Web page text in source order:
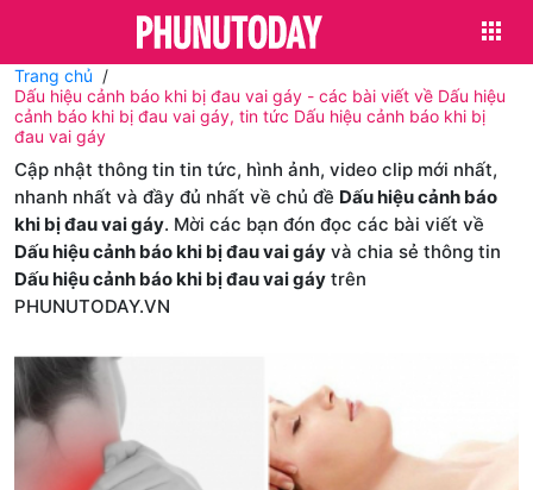
Trang chủ
Dấu hiệu cảnh báo khi bị đau vai gáy - các bài viết về Dấu hiệu
cảnh báo khi bị đau vai gáy, tin tức Dấu hiệu cảnh báo khi bị
đau vai gáy
Cập nhật thông tin tin tức, hình ảnh, video clip mới nhất,
nhanh nhất và đầy đủ nhất về chủ đề Dấu hiệu cảnh báo
khi bị đau vai gáy. Mời các bạn đón đọc các bài viết về
Dấu hiệu cảnh báo khi bị đau vai gáy và chia sẻ thông tin
Dấu hiệu cảnh báo khi bị đau vai gáy trên
PHUNUTODAY.VN